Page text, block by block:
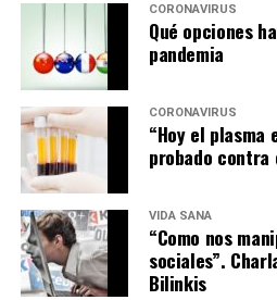
CORONAVIRUS
Qué opciones
pandemia
CORONAVIRUS
“Hoy el plasma
probado contra
VIDA SANA
“Como nos
sociales”.
Bilinkis